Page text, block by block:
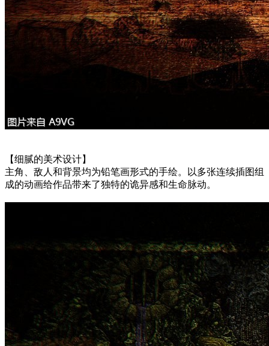
【细腻的美术设计】
主角、敌人和背景均为铅笔画形式的手绘。以多张连续插图组
成的动画给作品带来了独特的诡异感和生命脉动。